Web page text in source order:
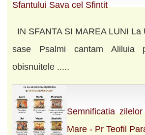
Sfantului Sava cel Sfintit
IN SFANTA SI MAREA LUNI La
sase Psalmi cantam
obisnuitele .....
Semnificatia
Mare - Pr Teofil